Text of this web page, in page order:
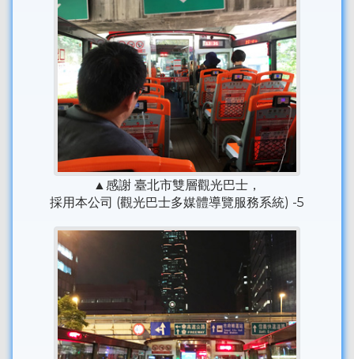
▲感謝 臺北市雙層觀光巴士，
採用本公司 (觀光巴士多媒體導覽服務系統) -5